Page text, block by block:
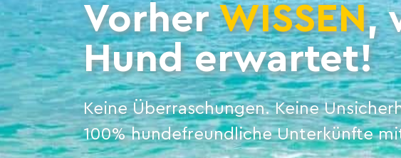
VorherWISSEN,
Hund erwartet!
Keine Überraschungen. Keine
100% hundefreundliche Unterkünfte